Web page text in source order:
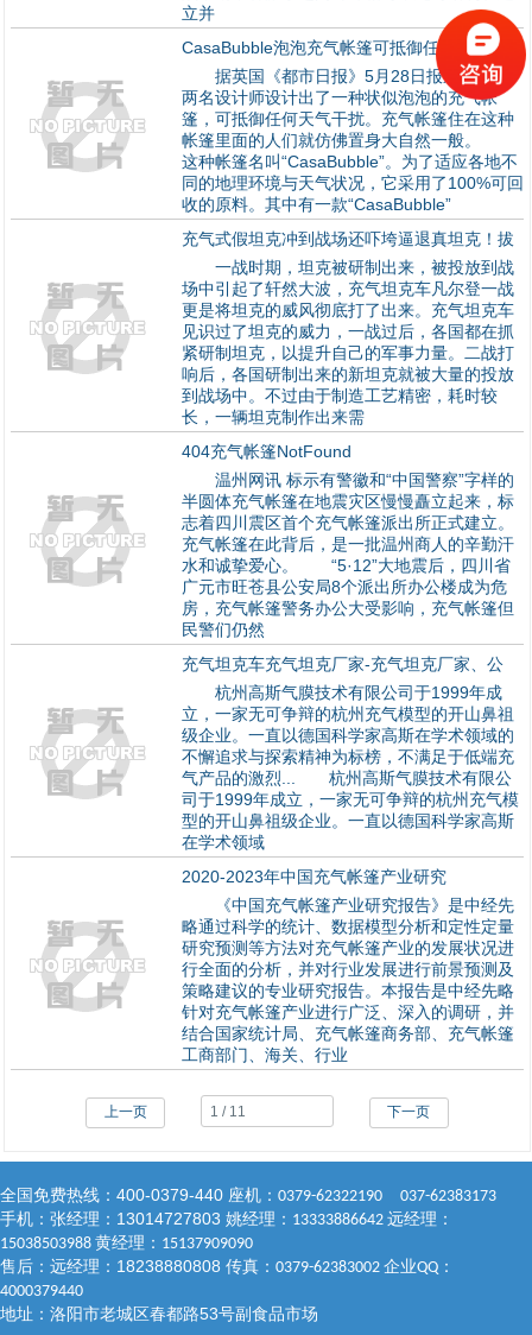
立并
CasaBubble泡泡充气帐篷可抵御任
据英国《都市日报》5月28日报道，法国
两名设计师设计出了一种状似泡泡的充气帐
篷，可抵御任何天气干扰。充气帐篷住在这种
帐篷里面的人们就仿佛置身大自然一般。
这种帐篷名叫“CasaBubble”。为了适应各地不
同的地理环境与天气状况，它采用了100%可回
收的原料。其中有一款“CasaBubble”
充气式假坦克冲到战场还吓垮逼退真坦克！拔
一战时期，坦克被研制出来，被投放到战
场中引起了轩然大波，充气坦克车凡尔登一战
更是将坦克的威风彻底打了出来。充气坦克车
见识过了坦克的威力，一战过后，各国都在抓
紧研制坦克，以提升自己的军事力量。二战打
响后，各国研制出来的新坦克就被大量的投放
到战场中。不过由于制造工艺精密，耗时较
长，一辆坦克制作出来需
404充气帐篷NotFound
温州网讯 标示有警徽和“中国警察”字样的
半圆体充气帐篷在地震灾区慢慢矗立起来，标
志着四川震区首个充气帐篷派出所正式建立。
充气帐篷在此背后，是一批温州商人的辛勤汗
水和诚挚爱心。 “5·12”大地震后，四川省
广元市旺苍县公安局8个派出所办公楼成为危
房，充气帐篷警务办公大受影响，充气帐篷但
民警们仍然
充气坦克车充气坦克厂家-充气坦克厂家、公
杭州高斯气膜技术有限公司于1999年成
立，一家无可争辩的杭州充气模型的开山鼻祖
级企业。一直以德国科学家高斯在学术领域的
不懈追求与探索精神为标榜，不满足于低端充
气产品的激烈... 杭州高斯气膜技术有限公
司于1999年成立，一家无可争辩的杭州充气模
型的开山鼻祖级企业。一直以德国科学家高斯
在学术领域
2020-2023年中国充气帐篷产业研究
《中国充气帐篷产业研究报告》是中经先
略通过科学的统计、数据模型分析和定性定量
研究预测等方法对充气帐篷产业的发展状况进
行全面的分析，并对行业发展进行前景预测及
策略建议的专业研究报告。本报告是中经先略
针对充气帐篷产业进行广泛、深入的调研，并
结合国家统计局、充气帐篷商务部、充气帐篷
工商部门、海关、行业
上一页 下一页
全国免费热线： 400-0379-440 座机： 0379-62322190 037-62383173
手机：张经理： 13014727803 姚经理： 13333886642 远经理：
15038503988 黄经理： 15137909090
售后：远经理： 18238880808 传真： 0379-62383002 企业QQ ：
4000379440
地址：洛阳市老城区春都路53号副食品市场